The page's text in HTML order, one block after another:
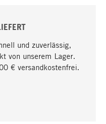
und zuverlässig,
von unserem Lager.
€ versandkostenfrei.